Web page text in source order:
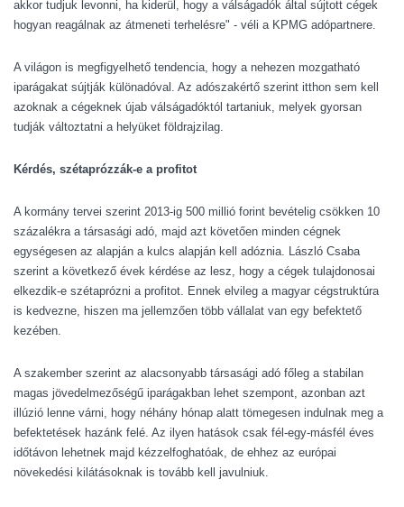
akkor tudjuk levonni, ha kiderül, hogy a válságadók által sújtott cégek
hogyan reagálnak az átmeneti terhelésre" - véli a KPMG adópartnere.
A világon is megfigyelhető tendencia, hogy a nehezen mozgatható
iparágakat sújtják különadóval. Az adószakértő szerint itthon sem kell
azoknak a cégeknek újab válságadóktól tartaniuk, melyek gyorsan
tudják változtatni a helyüket földrajzilag.
Kérdés, szétaprózzák-e a profitot
A kormány tervei szerint 2013-ig 500 millió forint bevételig csökken 10
százalékra a társasági adó, majd azt követően minden cégnek
egységesen az alapján a kulcs alapján kell adóznia. László Csaba
szerint a következő évek kérdése az lesz, hogy a cégek tulajdonosai
elkezdik-e szétaprózni a profitot. Ennek elvileg a magyar cégstruktúra
is kedvezne, hiszen ma jellemzően több vállalat van egy befektető
kezében.
A szakember szerint az alacsonyabb társasági adó főleg a stabilan
magas jövedelmezőségű iparágakban lehet szempont, azonban azt
illúzió lenne várni, hogy néhány hónap alatt tömegesen indulnak meg a
befektetések hazánk felé. Az ilyen hatások csak fél-egy-másfél éves
időtávon lehetnek majd kézzelfoghatóak, de ehhez az európai
növekedési kilátásoknak is tovább kell javulniuk.